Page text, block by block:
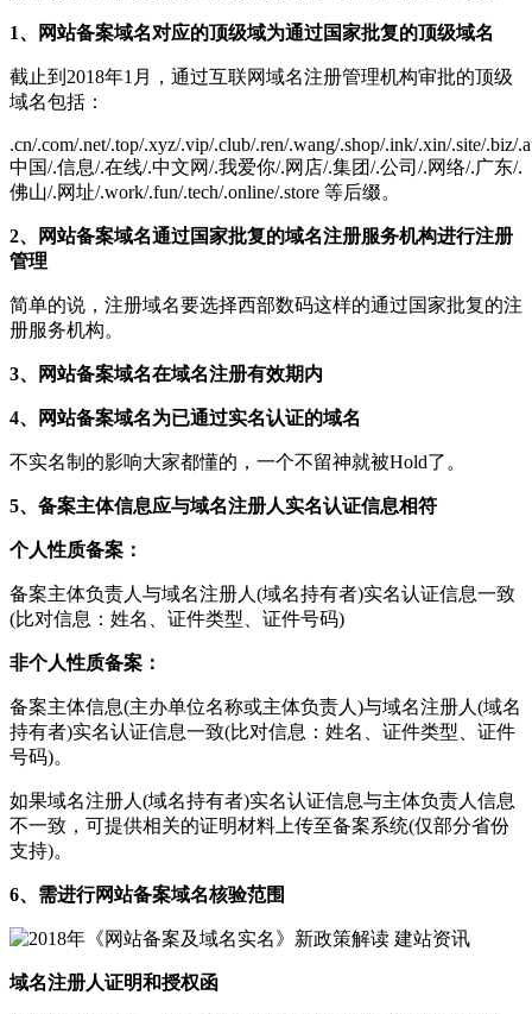
1、网站备案域名对应的顶级域为通过国家批复的顶级域名
截止到2018年1月，通过互联网域名注册管理机构审批的顶级
域名包括：
.cn/.com/.net/.top/.xyz/.vip/.club/.ren/.wang/.shop/.ink/.xin/.site/.biz/
中国/.信息/.在线/.中文网/.我爱你/.网店/.集团/.公司/.网络/.广东/.
佛山/.网址/.work/.fun/.tech/.online/.store 等后缀。
2、网站备案域名通过国家批复的域名注册服务机构进行注册
管理
简单的说，注册域名要选择西部数码这样的通过国家批复的注
册服务机构。
3、网站备案域名在域名注册有效期内
4、网站备案域名为已通过实名认证的域名
不实名制的影响大家都懂的，一个不留神就被Hold了。
5、备案主体信息应与域名注册人实名认证信息相符
个人性质备案：
备案主体负责人与域名注册人(域名持有者)实名认证信息一致
(比对信息：姓名、证件类型、证件号码)
非个人性质备案：
备案主体信息(主办单位名称或主体负责人)与域名注册人(域名
持有者)实名认证信息一致(比对信息：姓名、证件类型、证件
号码)。
如果域名注册人(域名持有者)实名认证信息与主体负责人信息
不一致，可提供相关的证明材料上传至备案系统(仅部分省份
支持)。
6、需进行网站备案域名核验范围
域名注册人证明和授权函